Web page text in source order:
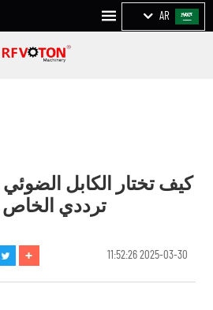
AR
كيف تختار الكابل
ترددي
2025-03-30 11:52:26